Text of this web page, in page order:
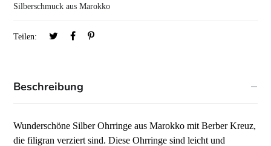
Silberschmuck aus Marokko
Teilen:
Beschreibung
Wunderschöne Silber Ohrringe aus Marokko mit Berber Kreuz,
die filigran verziert sind. Diese Ohrringe sind leicht und